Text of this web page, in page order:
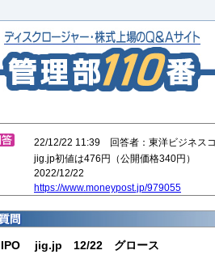
22/12/22 11:39 回答者：東洋ビジネス
jig.jp初値は476円（公開価格340円）
2022/12/22
https://www.moneypost.jp/979055
IPO jig.jp 12/22 グロース